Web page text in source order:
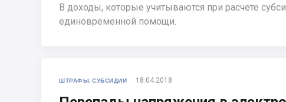
В доходы, которые учитываются при расчете
единовременной помощи.
ШТРАФЫ, СУБСИДИИ 18.04.2018